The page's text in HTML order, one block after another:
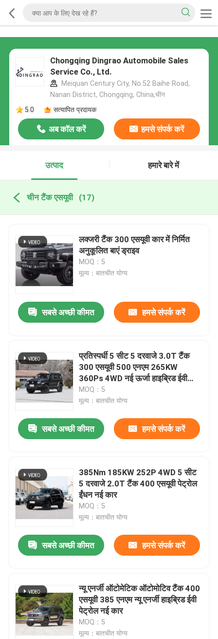
Chongqing Dingrao Automobile Sales
Service Co., Ltd.
Meiquan Century City, No.52 Baihe Road,
Nanan District, Chongqing, China,चीन
5.0
सत्यापित प्रदायक
अब कॉल करें हमसे संपर्क करें
उत्पाद हमारे बारे में
चीन टैंक एसयूवी (17)
लक्जरी टैंक 300 एसयूवी कार में निर्मित
अनुकूलित बाएं ड्राइव
MOQ：5
मूल्य：बातचीत योग्य
सबसे अच्छी कीमत हमसे संपर्क करें
प्रतिस्पर्धी 5 सीट 5 दरवाजे 3.0T टैंक
300 एसयूवी 500 एनएम 265KW
360Ps 4WD नई ऊर्जा हाइब्रिड ईवी
गैसोलीन पेट्रोल ईंधन नई कार
MOQ：5
मूल्य：बातचीत योग्य
सबसे अच्छी कीमत हमसे संपर्क करें
385Nm 185KW 252P 4WD 5 सीट
5 दरवाजे 2.0T टैंक 400 एसयूवी पेट्रोल
ईंधन नई कार
MOQ：5
मूल्य：बातचीत योग्य
सबसे अच्छी कीमत हमसे संपर्क करें
न्यू एनर्जी ऑटोमेटिक ऑटोमोटिव टैंक 400
एसयूवी 385 एनएम न्यू एनर्जी हाइब्रिड ईवी
पेट्रोल नई कार
MOQ：5
मूल्य：बातचीत योग्य